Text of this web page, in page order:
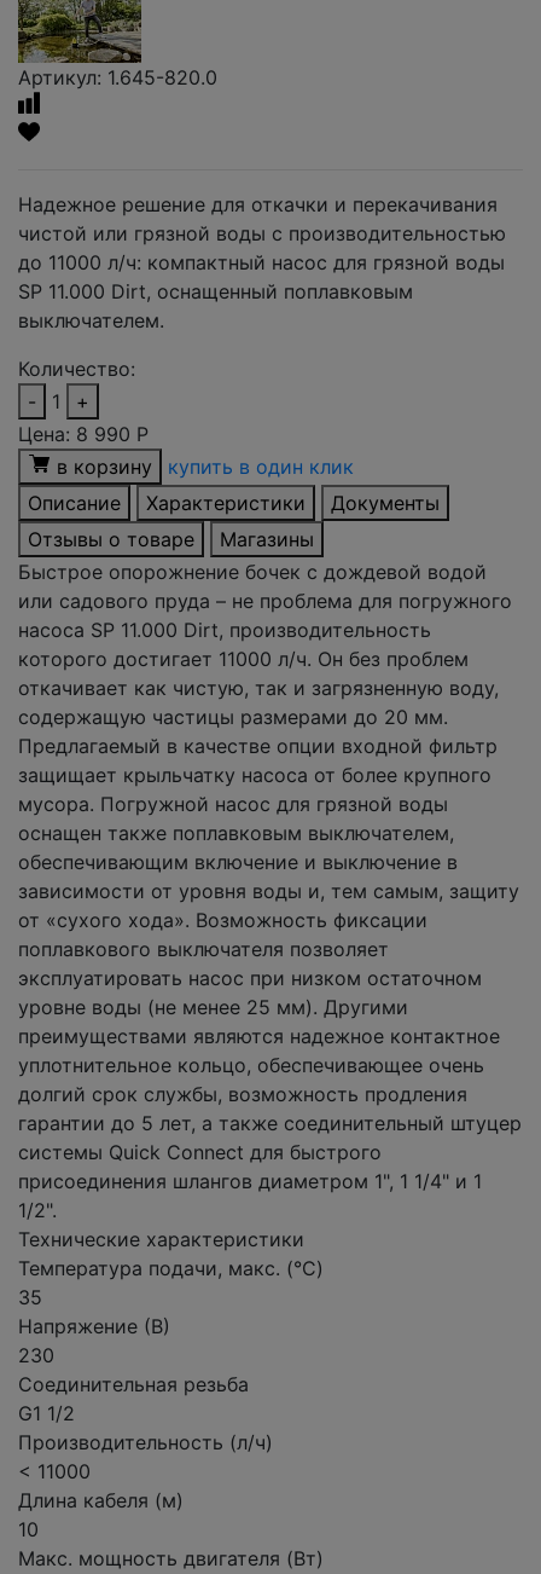
Артикул: 1.645-820.0
Надежное решение для откачки и перекачивания
чистой или грязной воды с производительностью
до 11000 л/ч: компактный насос для грязной воды
SP 11.000 Dirt, оснащенный поплавковым
выключателем.
Количество:
-
1
+
Цена: 8 990 Р
в корзину
купить в один клик
Описание
Характеристики
Документы
Отзывы о товаре
Магазины
Быстрое опорожнение бочек с дождевой водой
или садового пруда – не проблема для погружного
насоса SP 11.000 Dirt, производительность
которого достигает 11000 л/ч. Он без проблем
откачивает как чистую, так и загрязненную воду,
содержащую частицы размерами до 20 мм.
Предлагаемый в качестве опции входной фильтр
защищает крыльчатку насоса от более крупного
мусора. Погружной насос для грязной воды
оснащен также поплавковым выключателем,
обеспечивающим включение и выключение в
зависимости от уровня воды и, тем самым, защиту
от «сухого хода». Возможность фиксации
поплавкового выключателя позволяет
эксплуатировать насос при низком остаточном
уровне воды (не менее 25 мм). Другими
преимуществами являются надежное контактное
уплотнительное кольцо, обеспечивающее очень
долгий срок службы, возможность продления
гарантии до 5 лет, а также соединительный штуцер
системы Quick Connect для быстрого
присоединения шлангов диаметром 1", 1 1/4" и 1
1/2".
Технические характеристики
Температура подачи, макс. (°C)
35
Напряжение (В)
230
Соединительная резьба
G1 1/2
Производительность (л/ч)
< 11000
Длина кабеля (м)
10
Макс. мощность двигателя (Вт)